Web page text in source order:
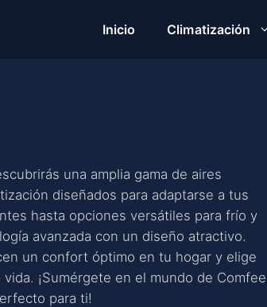
Inicio Climatización
una amplia gama de aires
diseñados para adaptarse a tus
hasta opciones versátiles para frío y
avanzada con un diseño atractivo.
un confort óptimo en tu hogar y elige
¡Sumérgete en el mundo de Comfee
para ti!